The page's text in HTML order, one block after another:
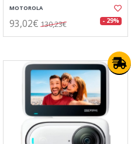
MOTOROLA
93,02€ 130,23€ - 29%